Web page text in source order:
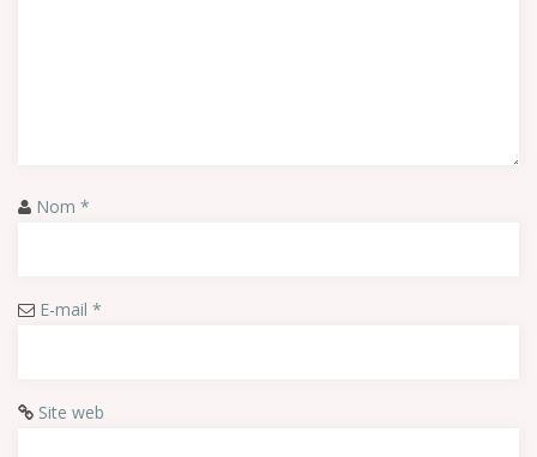
Nom *
E-mail *
Site web